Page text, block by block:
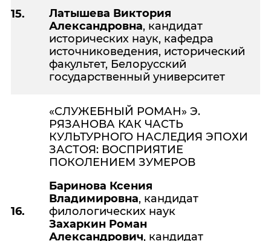
15.
Латышева Виктория
Александровна, кандидат
исторических наук, кафедра
источниковедения, исторический
факультет, Белорусский
государственный университет
16.
«СЛУЖЕБНЫЙ РОМАН» Э.
РЯЗАНОВА КАК ЧАСТЬ
КУЛЬТУРНОГО НАСЛЕДИЯ ЭПОХИ
ЗАСТОЯ: ВОСПРИЯТИЕ
ПОКОЛЕНИЕМ ЗУМЕРОВ
Баринова Ксения
Владимировна, кандидат
филологических наук
Захаркин Роман
Александрович, кандидат